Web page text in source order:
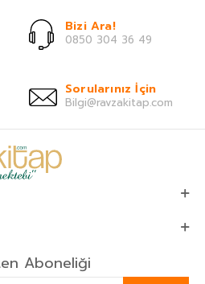
Bizi Ara!
0850 304 36 49
Sorularınız İçin
Bilgi@ravzakitap.com
Aboneliği